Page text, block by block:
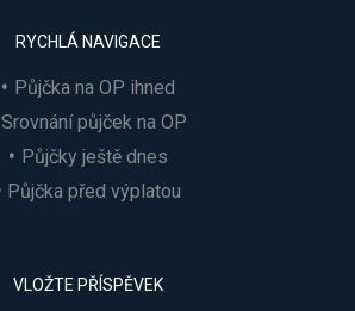
RYCHLÁ NAVIGACE
Půjčka na OP ihned
Srovnání půjček na OP
Půjčky ještě dnes
Půjčka před výplatou
VLOŽTE PŘÍSPĚVEK